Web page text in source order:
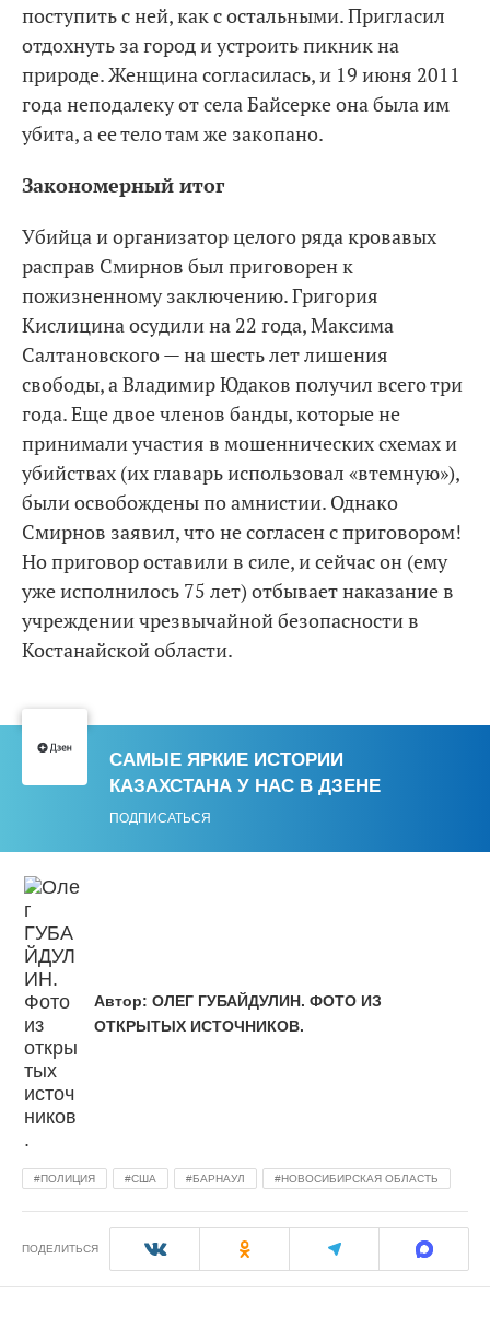
поступить с ней, как с остальными. Пригласил
отдохнуть за город и устроить пикник на
природе. Женщина согласилась, и 19 июня 2011
года неподалеку от села Байсерке она была им
убита, а ее тело там же закопано.
Закономерный итог
Убийца и организатор целого ряда кровавых
расправ Смирнов был приговорен к
пожизненному заключению. Григория
Кислицина осудили на 22 года, Максима
Салтановского — на шесть лет лишения
свободы, а Владимир Юдаков получил всего три
года. Еще двое членов банды, которые не
принимали участия в мошеннических схемах и
убийствах (их главарь использовал «втемную»),
были освобождены по амнистии. Однако
Смирнов заявил, что не согласен с приговором!
Но приговор оставили в силе, и сейчас он (ему
уже исполнилось 75 лет) отбывает наказание в
учреждении чрезвычайной безопасности в
Костанайской области.
САМЫЕ ЯРКИЕ ИСТОРИИ
КАЗАХСТАНА У НАС В ДЗЕНЕ
ПОДПИСАТЬСЯ
Автор: ОЛЕГ ГУБАЙДУЛИН. ФОТО ИЗ
ОТКРЫТЫХ ИСТОЧНИКОВ.
ПОЛИЦИЯ США БАРНАУЛ НОВОСИБИРСКАЯ ОБЛАСТЬ
ПОДЕЛИТЬСЯ